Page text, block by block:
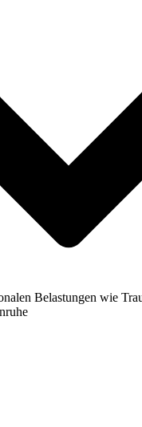
Belastungen wie